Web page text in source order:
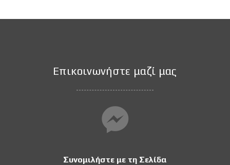
Επικοινωνήστε μαζί μας
Συνομιλήστε με τη Σελίδα